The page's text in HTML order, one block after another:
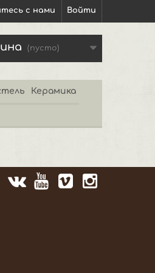
Войти
с нами
(пусто)
Керамика